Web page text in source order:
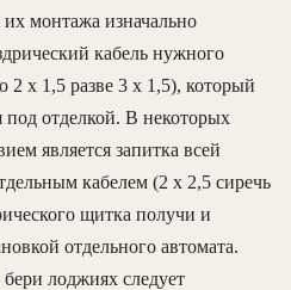
монтажа изначально
кабель нужного
2 х 1,5 разве 3 х 1,5), который
под отделкой. В некоторых
является запитка всей
кабелем (2 х 2,5 сиречь
щитка получи и
отдельного автомата.
лоджиях следует